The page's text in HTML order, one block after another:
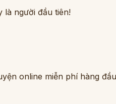
là người đầu tiên!
online miễn phí hàng